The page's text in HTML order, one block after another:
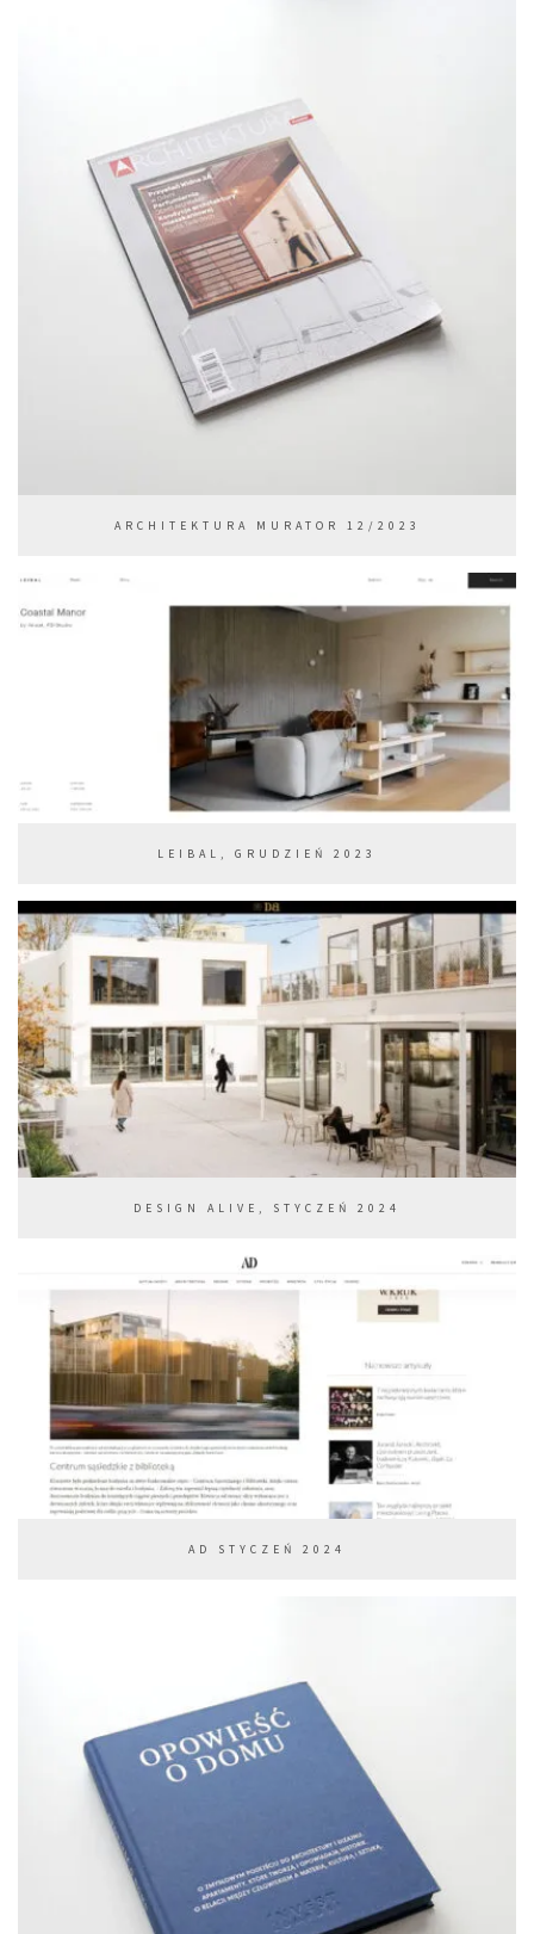
ARCHITEKTURA MURATOR 12/2023
LEIBAL, GRUDZIEŃ 2023
DESIGN ALIVE, STYCZEŃ 2024
AD STYCZEŃ 2024